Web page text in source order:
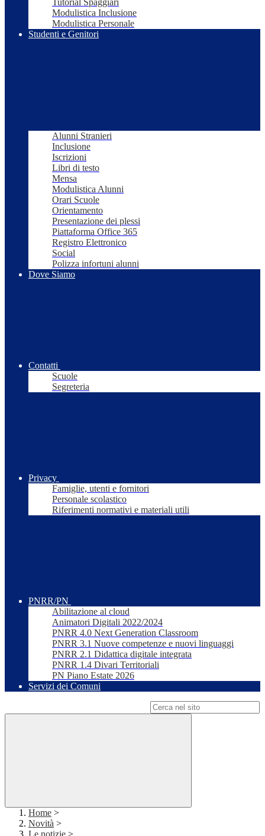
Tutorial Spaggiari
Modulistica Inclusione
Modulistica Personale
Studenti e Genitori
Alunni Stranieri
Inclusione
Iscrizioni
Libri di testo
Mensa
Modulistica Alunni
Orari Scuole
Orientamento
Presentazione dei plessi
Piattaforma Office 365
Registro Elettronico
Social
Polizza infortuni alunni
Dove Siamo
Contatti
Scuole
Segreteria
Privacy
Famiglie, utenti e fornitori
Personale scolastico
Riferimenti normativi e materiali utili
PNRR/PN
Abilitazione al cloud
Animatori Digitali 2022/2024
PNRR 4.0 Next Generation Classroom
PNRR 3.1 Nuove competenze e nuovi linguaggi
PNRR 2.1 Didattica digitale integrata
PNRR 1.4 Divari Territoriali
PN Piano Estate 2026
Servizi dei Comuni
Home >
Novità >